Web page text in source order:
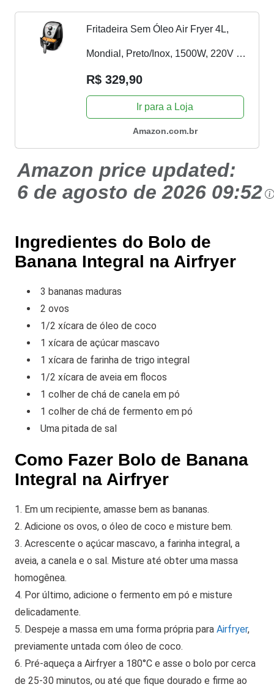
Fritadeira Sem Óleo Air Fryer 4L,
Mondial, Preto/Inox, 1500W, 220V -
AFN-40-BI
R$ 329,90
Ir para a Loja
Amazon.com.br
Amazon price updated:
6 de agosto de 2026 09:52
Ingredientes do Bolo de
Banana Integral na Airfryer
3 bananas maduras
2 ovos
1/2 xícara de óleo de coco
1 xícara de açúcar mascavo
1 xícara de farinha de trigo integral
1/2 xícara de aveia em flocos
1 colher de chá de canela em pó
1 colher de chá de fermento em pó
Uma pitada de sal
Como Fazer Bolo de Banana
Integral na Airfryer
1. Em um recipiente, amasse bem as bananas.
2. Adicione os ovos, o óleo de coco e misture bem.
3. Acrescente o açúcar mascavo, a farinha integral, a
aveia, a canela e o sal. Misture até obter uma massa
homogênea.
4. Por último, adicione o fermento em pó e misture
delicadamente.
5. Despeje a massa em uma forma própria para Airfryer,
previamente untada com óleo de coco.
6. Pré-aqueça a Airfryer a 180°C e asse o bolo por cerca
de 25-30 minutos, ou até que fique dourado e firme ao